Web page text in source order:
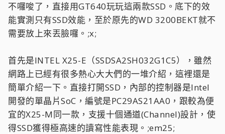
不囉唆了，直接用GT640玩玩這兩款SSD。底下的效
能實測只有SSD效能，至於原先的WD 3200BEKT就不
需要放上來丟臉囉。;x;
首先是INTEL X25-E（SSDSA2SH032G1C5），雖然
網路上已經有很多熱心大大們的一堆介紹，這裡還是
簡單介紹一下。直接打開SSD，內部的控制器是Intel
開發的單晶片SoC，編號是PC29AS21AA0，跟較為便
宜的X25-M同一款，支援十個通道(Channel)設計，使
得SSD獲得極高速的讀寫性能表現。;em25;